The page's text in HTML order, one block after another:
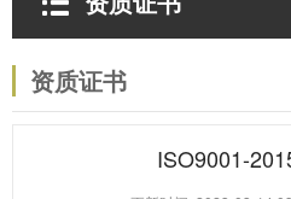
资质证书
ISO9001-